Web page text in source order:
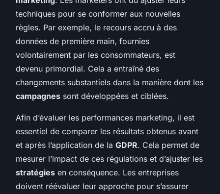
techniques pour se conformer aux nouvelles
règles. Par exemple, le recours accru à des
données de première main, fournies
volontairement par les consommateurs, est
devenu primordial. Cela a entraîné des
changements substantiels dans la manière dont les
campagnes sont développées et ciblées.
Afin d’évaluer les performances marketing, il est
essentiel de comparer les résultats obtenus avant
et après l’application de la GDPR. Cela permet de
mesurer l’impact de ces régulations et d’ajuster les
stratégies en conséquence. Les entreprises
doivent réévaluer leur approche pour s’assurer